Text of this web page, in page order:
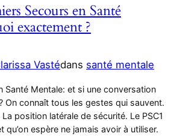
Secours en Santé
exactement ?
Vastédans santé mentale
Santé Mentale: et si une conversation
On connaît tous les gestes qui sauvent.
position latérale de sécurité. Le PSC1
qu’on espère ne jamais avoir à utiliser.